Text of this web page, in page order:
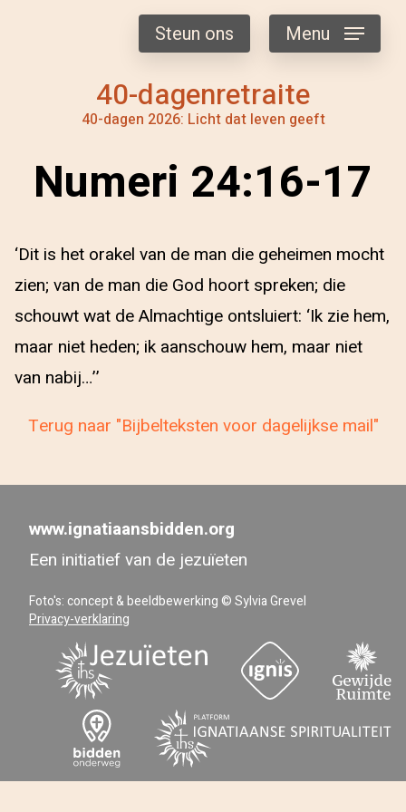
40-dagenretraite
40-dagen 2026: Licht dat leven geeft
Steun ons Menu
Numeri 24:16-17
‘Dit is het orakel van de man die geheimen mocht
zien; van de man die God hoort spreken; die
schouwt wat de Almachtige ontsluiert: ‘Ik zie hem,
maar niet heden; ik aanschouw hem, maar niet
van nabij…’’
Terug naar "Bijbelteksten voor dagelijkse mail"
www.ignatiaansbidden.org
Een initiatief van de jezuïeten
Foto's: concept & beeldbewerking © Sylvia Grevel
Privacy-verklaring